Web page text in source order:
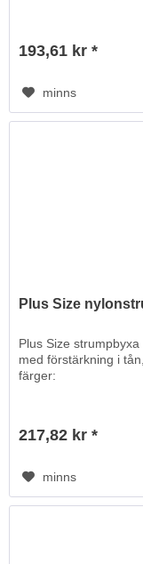
193,61 kr *
minns
Plus Size
Plus Size
med förstärkning i
färger:
217,82 kr *
minns